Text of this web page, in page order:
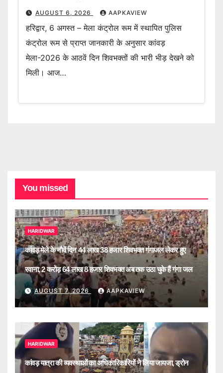
AUGUST 6, 2026 AAPKAVIEW
हरिद्वार, 6 अगस्त – मेला कंट्रोल रूम में स्थापित पुलिस
कंट्रोल रूम से प्राप्त जानकारी के अनुसार कांवड़
मेला-2026 के आठवें दिन शिवभक्तों की भारी भीड़ देखने को
मिली। आज…
You missed
HARIDWAR
कांवड़ मेले के नौवें दिन 44 लाख 38 हजार शिवभक्त गंगाजल लेकर हुए
रवाना, 2 करोड़ 64 लाख 8 हजार शिवभक्त अब तक उठा चुके हैं गंगा जल
AUGUST 7, 2026 AAPKAVIEW
HARIDWAR
कांवड़ यात्रा की व्यवस्थाओं का अधिकारिकारियों ने लिया जायजा, ड्रोन